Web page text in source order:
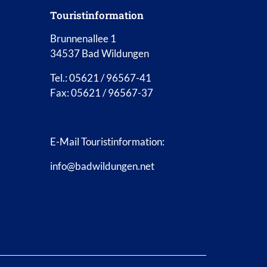
Touristinformation
Brunnenallee 1
34537 Bad Wildungen
Tel.: 05621 / 96567-41
Fax: 05621 / 96567-37
E-Mail Touristinformation:
info@badwildungen.net